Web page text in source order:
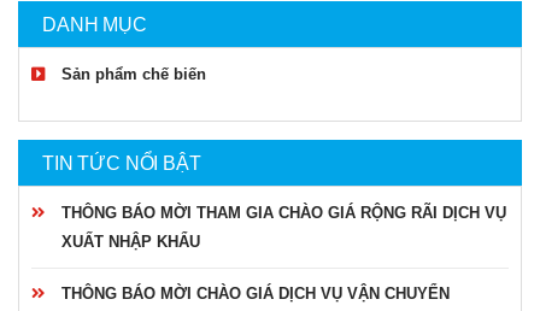
DANH MỤC
Sản phẩm chế biến
TIN TỨC NỔI BẬT
THÔNG BÁO MỜI THAM GIA CHÀO GIÁ RỘNG RÃI DỊCH VỤ
XUẤT NHẬP KHẨU
THÔNG BÁO MỜI CHÀO GIÁ DỊCH VỤ VẬN CHUYỂN